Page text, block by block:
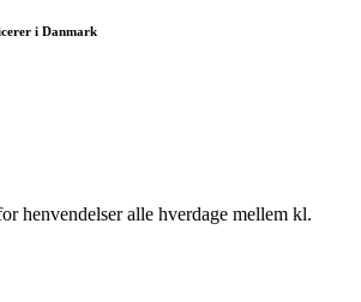
i Danmark
henvendelser alle hverdage mellem kl.